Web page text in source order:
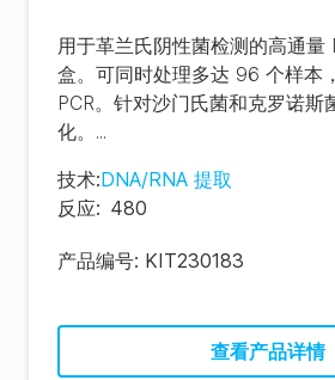
用于革兰氏阴性菌检测的高通量
盒。可同时处理多达 96 个样本
PCR。针对沙门氏菌和克罗诺斯
化。...
技术:DNA/RNA 提取
反应: 480
产品编号: KIT230183
查看产品详情